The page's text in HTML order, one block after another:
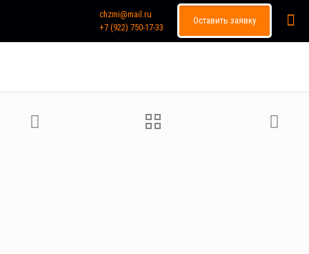
chzmi@mail.ru
+7 (922) 750-17-33
Оставить заявку